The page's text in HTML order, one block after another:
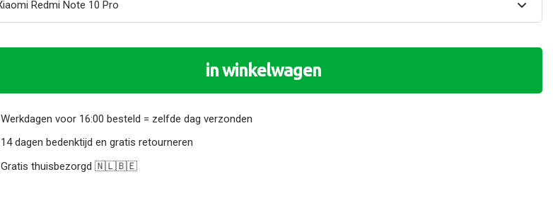
in winkelwagen
Werkdagen voor 16:00 besteld = zelfde dag verzonden
14 dagen bedenktijd en gratis retourneren
Gratis thuisbezorgd 🇳🇱🇧🇪